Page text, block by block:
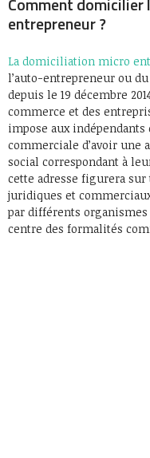
entrepreneur ?
La domiciliation micro
l’auto-entrepreneur ou
depuis le 19 décembre
commerce et des
impose aux
commerciale d’avoir une
social correspondant à
cette adresse figurera
juridiques et
par différents
centre des formalités